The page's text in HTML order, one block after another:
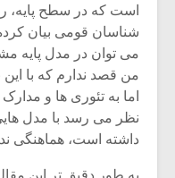
است که در سطح پایه،
شناسان قومی بیان
می توان در مدل پایه
من قصد ندارم که با
اما به تئوری ها و
نظر می رسد با مدل
داشته است، هماهنگی
میکلوش
متن
شیش و